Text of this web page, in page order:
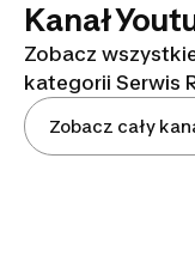
Kanał
Zobacz
kategorii Serwis
Zobacz cały